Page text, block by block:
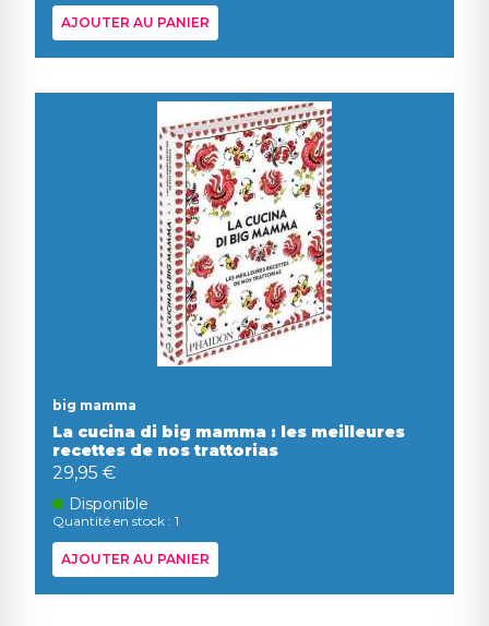
AJOUTER AU PANIER
big mamma
La cucina di big mamma : les meilleures
recettes de nos trattorias
29,95 €
Disponible
Quantité en stock : 1
AJOUTER AU PANIER